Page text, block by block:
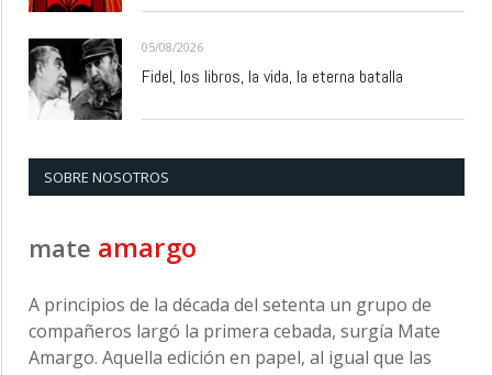
05/08/2026
Fidel, los libros, la vida, la eterna batalla
SOBRE NOSOTROS
mate amargo
A principios de la década del setenta un grupo de
compañeros largó la primera cebada, surgía Mate
Amargo. Aquella edición en papel, al igual que las